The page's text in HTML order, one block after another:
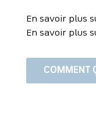
En savoir plus
En savoir plus
COMMENT